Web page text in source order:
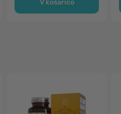
V košarico